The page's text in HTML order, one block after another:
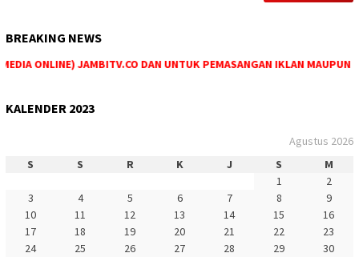
BREAKING NEWS
ONLINE) JAMBITV.CO DAN UNTUK PEMASANGAN IKLAN MAUPUN
KALENDER 2023
Agustus 2026
S
S R K J S
M
1
2
3
4 5 6 7 8
9
10
11 12 13 14 15
16
17
18 19 20 21 22
23
24
25 26 27 28 29
30